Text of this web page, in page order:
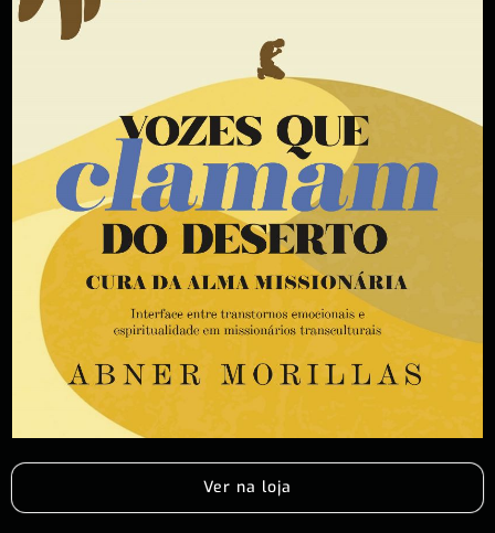
Ver na loja